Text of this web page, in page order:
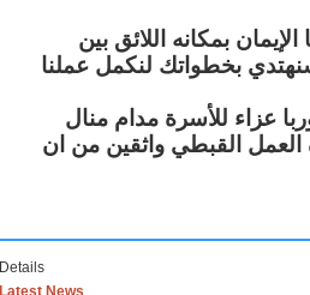
بمكانه اللائق بين
بخطواتك لنكمل عملنا
عزاء للأسرة مدام منال
العمل القبطي واثقين من ان
Details
Latest News